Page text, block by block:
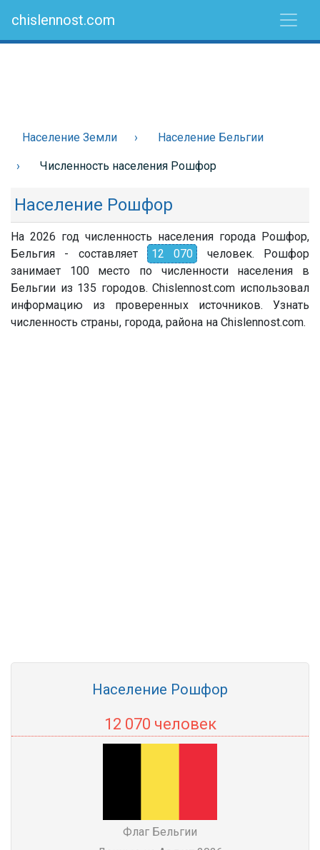
chislennost.com
Население Земли Население Бельгии
Численность населения Рошфор
Население Рошфор
На 2026 год численность населения города Рошфор,
Бельгия - составляет
12 070
человек. Рошфор
занимает 100 место по численности населения в
Бельгии из 135 городов. Chislennost.com использовал
информацию из проверенных источников. Узнать
численность страны, города, района на Chislennost.com.
Население Рошфор
12 070 человек
Флаг Бельгии